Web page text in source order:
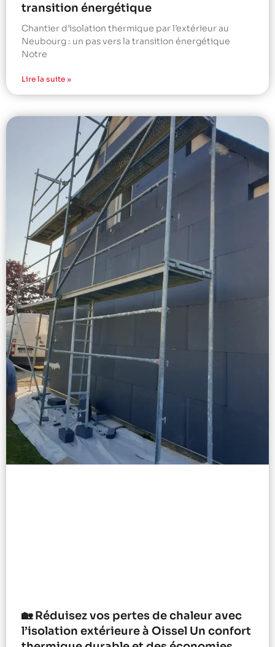
transition énergétique
Chantier d’isolation thermique par l’extérieur au
Neubourg : un pas vers la transition énergétique
Notre
Lire la suite »
🏡 Réduisez vos pertes de chaleur avec
l’isolation extérieure à Oissel Un confort